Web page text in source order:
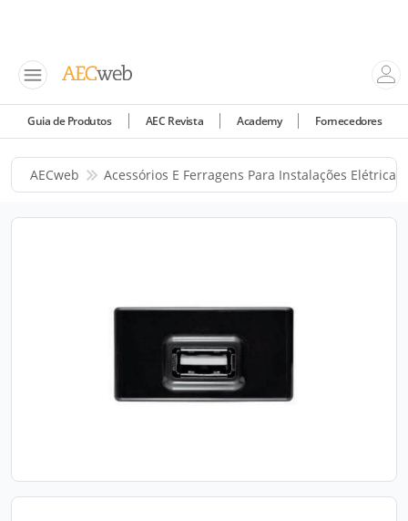
Guia de Produtos AEC Revista Academy Fornecedores
AECweb Acessórios E Ferragens Para Instalações Elétricas